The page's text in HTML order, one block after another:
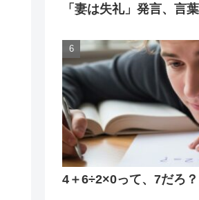
「妻は失礼」発言、言
4＋6÷2×0って、7だろ？